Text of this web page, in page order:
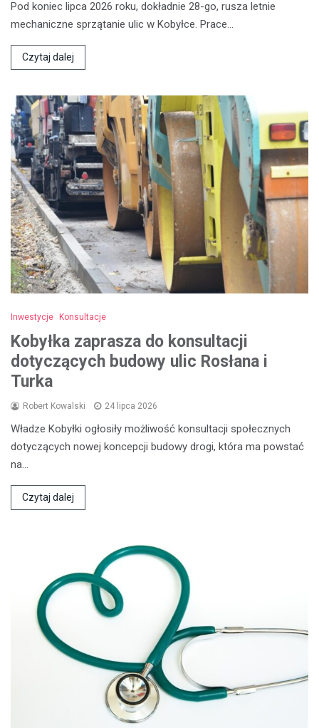
Pod koniec lipca 2026 roku, dokładnie 28-go, rusza letnie
mechaniczne sprzątanie ulic w Kobyłce. Prace…
Czytaj dalej
Inwestycje Konsultacje
Kobyłka zaprasza do konsultacji
dotyczących budowy ulic Rosłana i
Turka
Robert Kowalski 24 lipca 2026
Władze Kobyłki ogłosiły możliwość konsultacji społecznych
dotyczących nowej koncepcji budowy drogi, która ma powstać
na…
Czytaj dalej